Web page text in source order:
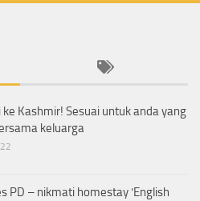
Kashmir! Sesuai untuk anda yang
keluarga
PD – nikmati homestay ‘English